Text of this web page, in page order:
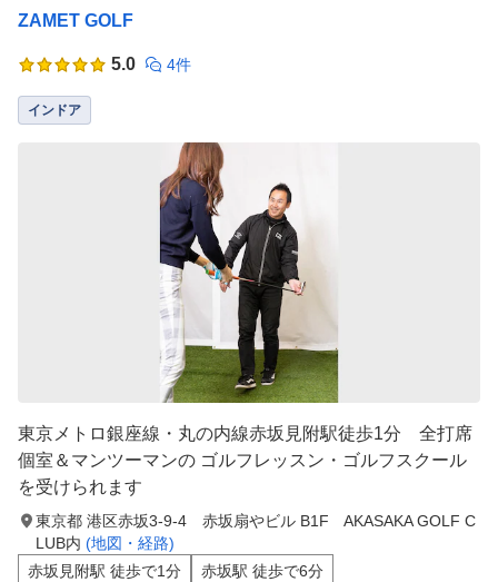
ZAMET GOLF
5.0 4件
インドア
東京メトロ銀座線・丸の内線赤坂見附駅徒歩1分 全打席
個室＆マンツーマンの ゴルフレッスン・ゴルフスクール
を受けられます
東京都 港区赤坂3-9-4 赤坂扇やビル B1F AKASAKA GOLF C
LUB内 (地図・経路)
赤坂見附駅 徒歩で1分
赤坂駅 徒歩で6分